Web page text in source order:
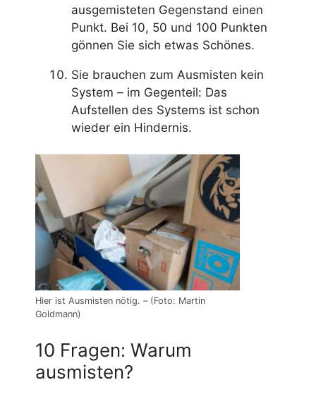
ausgemisteten Gegenstand einen
Punkt. Bei 10, 50 und 100 Punkten
gönnen Sie sich etwas Schönes.
Sie brauchen zum Ausmisten kein
System – im Gegenteil: Das
Aufstellen des Systems ist schon
wieder ein Hindernis.
Hier ist Ausmisten nötig. – (Foto: Martin
Goldmann)
10 Fragen: Warum
ausmisten?